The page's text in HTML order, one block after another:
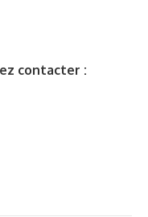
contacter :